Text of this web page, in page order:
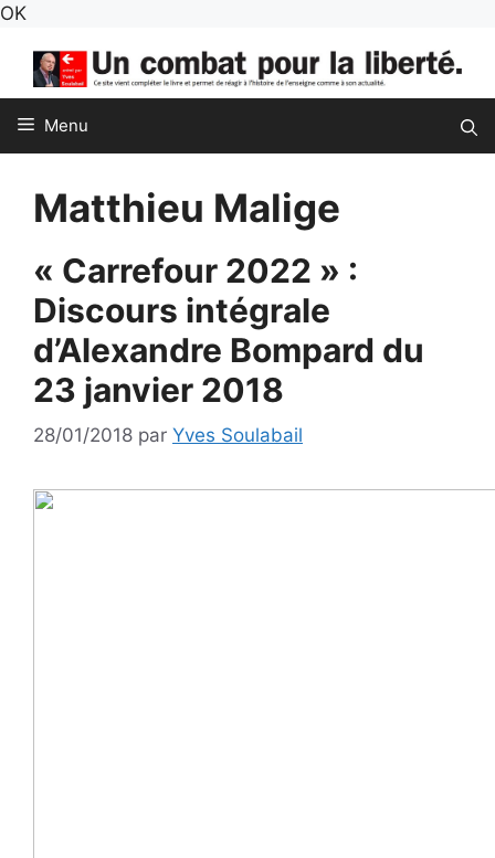
OKAller
contenu
Menu
Matthieu Malige
« Carrefour 2022 » :
Discours intégrale
d’Alexandre Bompard du
23 janvier 2018
28/01/2018 par Yves Soulabail